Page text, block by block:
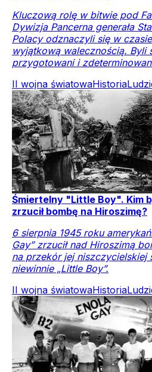
Kluczową rolę w bitwie pod
Dywizja Pancerna generała
Polacy odznaczyli się w
wyjątkową walecznością. Byli
przygotowani i
II wojna światowaHistoria
Śmiertelny "Little Boy". Kim
zrzucił bombę na Hiroszimę?
6 sierpnia 1945 roku
Gay” zrzucił nad Hiroszimą
na przekór jej niszczycielskiej
niewinnie „Little Boy”.
II wojna światowaHistoria